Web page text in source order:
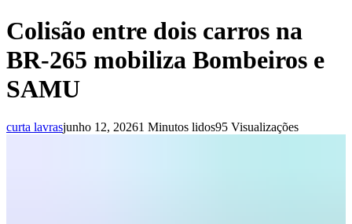
Colisão entre dois carros na
BR-265 mobiliza Bombeiros e
SAMU
curta lavrasjunho 12, 20261 Minutos lidos95 Visualizações